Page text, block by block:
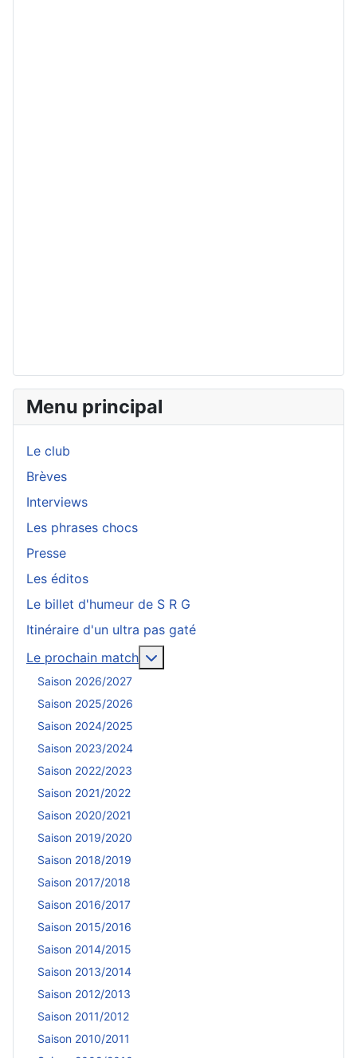
Menu principal
Le club
Brèves
Interviews
Les phrases chocs
Presse
Les éditos
Le billet d'humeur de S R G
Itinéraire d'un ultra pas gaté
Le prochain match
Saison 2026/2027
Saison 2025/2026
Saison 2024/2025
Saison 2023/2024
Saison 2022/2023
Saison 2021/2022
Saison 2020/2021
Saison 2019/2020
Saison 2018/2019
Saison 2017/2018
Saison 2016/2017
Saison 2015/2016
Saison 2014/2015
Saison 2013/2014
Saison 2012/2013
Saison 2011/2012
Saison 2010/2011